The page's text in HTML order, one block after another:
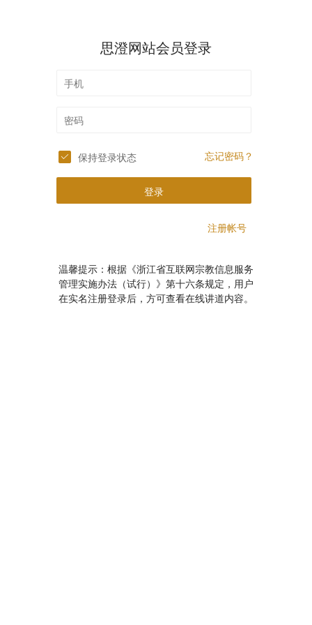
思澄网站会员登录
保持登录状态 忘记密码？
登录
注册帐号
温馨提示：根据《浙江省互联网宗教信息服务
管理实施办法（试行）》第十六条规定，用户
在实名注册登录后，方可查看在线讲道内容。